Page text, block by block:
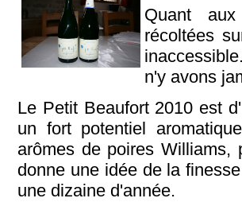
Quant
récoltées
n'y avons
Le Petit Beaufort 2010 est
un fort potentiel
arômes de poires Williams,
donne une idée de la
une dizaine d'année.